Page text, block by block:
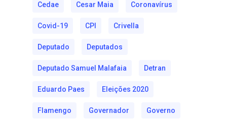
Cedae Cesar Maia Coronavírus
Covid-19 CPI Crivella
Deputado Deputados
Deputado Samuel Malafaia Detran
Eduardo Paes Eleições 2020
Flamengo Governador Governo